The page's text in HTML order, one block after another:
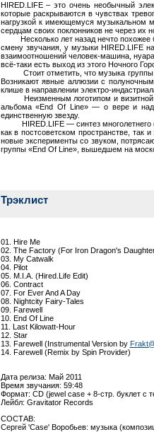
HIRED.LIFE – это очень необычный
которые раскрываются в чувствах
нагрузкой к имеющемуся музыкальном
сердцам своих поклонников не через их
Несколько лет назад нечто похожее
смену звучания, у музыки HIRED.LIFE
взаимоотношений человек-машина,
всё-таки есть выход из этого Ночного
Стоит отметить, что музыка группы
Возникают явные аллюзии с
клише в направлении электро-
Неизменным логотипом и визитной
альбома «End Of Line» — о вере и
единственную звезду.
HIRED.LIFE — синтез многолетнего
как в постсоветском пространстве, так
новые эксперименты со звуком,
группы «End Of Line», вышедшем на
Трэклист
01. Hire Me
02. The Factory (For Iron Dragon's
03. My Catwalk
04. Pilot
05. M.I.A. (Hired.Life Edit)
06. Contract
07. For Ever And A Day
08. Nightcity Fairy-Tales
09. Farewell
10. End Of Line
11. Last Kilowatt-Hour
12. Star
13. Farewell (Instrumental Version by
14. Farewell (Remix by Spin Provider)
Дата релиза: Май 2011
Время звучания: 59:48
Формат: CD (jewel case + 8-стр. буклет с
Лейбл: Gravitator Records
СОСТАВ:
Сергей 'Case' Воробьев: музыка